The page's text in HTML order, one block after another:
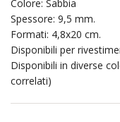
Colore: Sabbia
Spessore: 9,5 mm.
Formati: 4,8x20 cm.
Disponibili per
Disponibili in diverse
correlati)